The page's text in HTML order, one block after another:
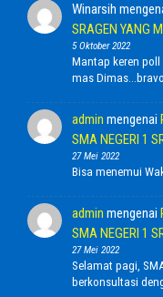
Winarsih
SRAGEN YANG
5 Oktober 2022
Mantap keren
mas
admin mengenai
SMA NEGERI 1
27 Mei 2022
Bisa menemui
admin mengenai
SMA NEGERI 1
27 Mei 2022
Selamat pagi,
berkonsultasi